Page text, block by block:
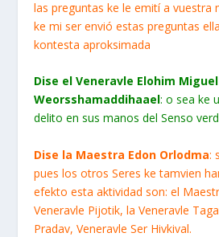
las preguntas ke le emití a vuestra
ke mi ser envió estas preguntas
kontesta aproksimada
Dise el Veneravle Elohim Miguel
Weorsshamaddihaael: o sea ke
delito en sus manos del Senso
Dise la Maestra Edon Orlodma:
pues los otros Seres ke tamvien
efekto esta aktividad son: el
Veneravle Pijotik, la Veneravle
Pradav, Veneravle Ser Hivkival.